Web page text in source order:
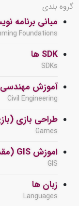
گروه بندی
مبانی برنامه
Foundations
SDK ها
SDKs
آموزش مهندسی
Civil Engineering
طراحی بازی
Games
اموزش GIS (مقدماتی تا پیشرفته)
GIS
زبان ها
Languages